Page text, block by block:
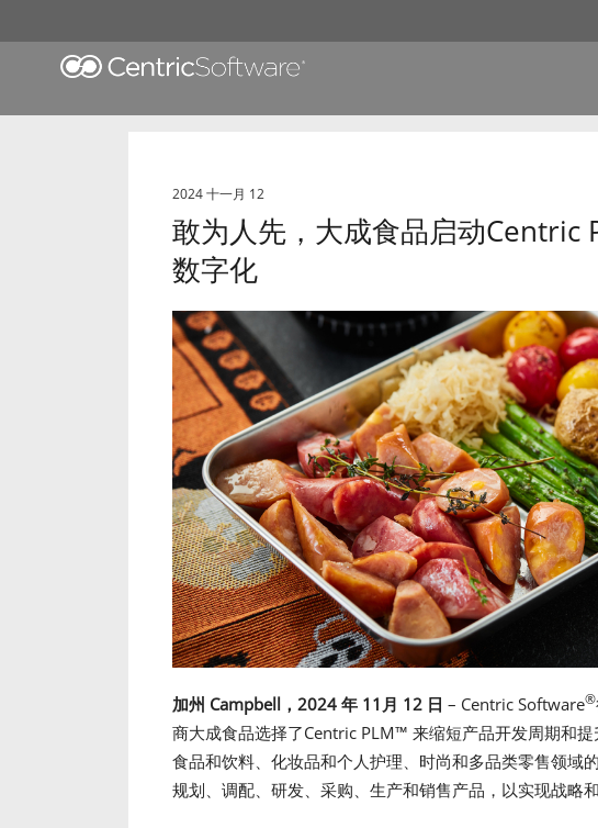
2024 十一月 12
敢为人先，大成食品启动Centric
数字化
加州 Campbell，2024 年 11月 12 日 – Centric Software®
商大成食品选择了Centric PLM™ 来缩短产品开发周期和
食品和饮料、化妆品和个人护理、时尚和多品类零售领域
规划、调配、研发、采购、生产和销售产品，以实现战略